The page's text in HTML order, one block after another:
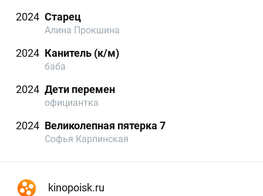
2024 Старец
Алина Прокшина
2024 Канитель (к/м)
баба
2024 Дети перемен
официантка
2024 Великолепная пятерка 7
Софья Карпинская
kinopoisk.ru